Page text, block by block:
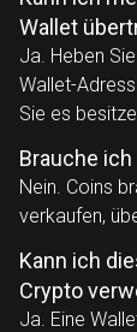
Wallet
Ja. Heben
Wallet-
Sie es
Brauche
Nein. Coins
verkaufen,
Kann ich
Crypto
Ja. Eine